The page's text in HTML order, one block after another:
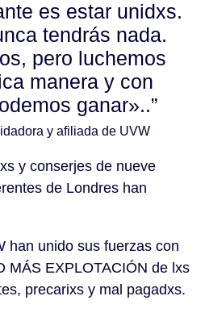
es estar unidxs.
tendrás nada.
pero luchemos
manera y con
ganar»..”
y afiliada de UVW
y conserjes de nueve
de Londres han
han unido sus fuerzas con
MÁS EXPLOTACIÓN de lxs
precarixs y mal pagadxs.